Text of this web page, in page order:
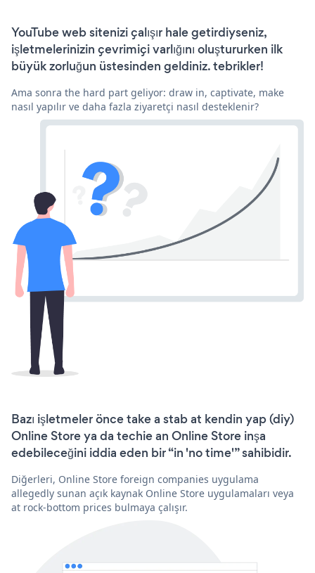
YouTube web sitenizi çalışır hale getirdiyseniz,
işletmelerinizin çevrimiçi varlığını oluştururken ilk
büyük zorluğun üstesinden geldiniz. tebrikler!
Ama sonra the hard part geliyor: draw in, captivate, make
nasıl yapılır ve daha fazla ziyaretçi nasıl desteklenir?
Bazı işletmeler önce take a stab at kendin yap (diy)
Online Store ya da techie an Online Store inşa
edebileceğini iddia eden bir “in 'no time'” sahibidir.
Diğerleri, Online Store foreign companies uygulama
allegedly sunan açık kaynak Online Store uygulamaları veya
at rock-bottom prices bulmaya çalışır.